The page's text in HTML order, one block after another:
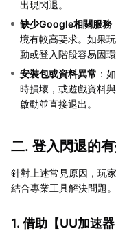
出現閃退。
缺少Google相關服務
境有較高要求。如果
動或登入階段容易因
安裝包或資料異常 ：
時損壞，或遊戲資料
啟動並直接退出。
二. 登入閃退的
針對上述常見原因，玩
結合專業工具解決問題。
1. 借助【UU加速器